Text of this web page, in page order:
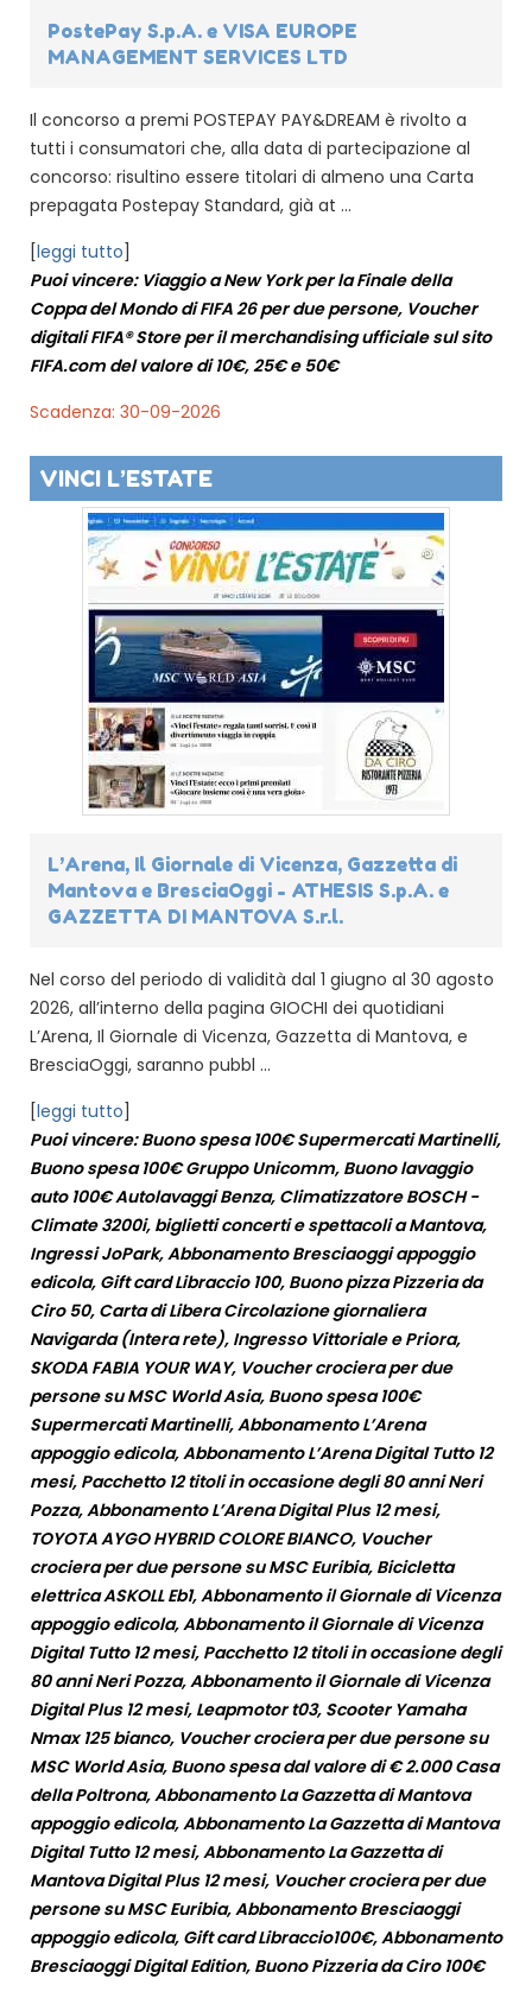
PostePay S.p.A. e VISA EUROPE
MANAGEMENT SERVICES LTD
Il concorso a premi POSTEPAY PAY&DREAM è rivolto a
tutti i consumatori che, alla data di partecipazione al
concorso: risultino essere titolari di almeno una Carta
prepagata Postepay Standard, già at ...
[leggi tutto]
Puoi vincere: Viaggio a New York per la Finale della
Coppa del Mondo di FIFA 26 per due persone, Voucher
digitali FIFA® Store per il merchandising ufficiale sul sito
FIFA.com del valore di 10€, 25€ e 50€
Scadenza: 30-09-2026
VINCI L’ESTATE
L’Arena, Il Giornale di Vicenza, Gazzetta di
Mantova e BresciaOggi - ATHESIS S.p.A. e
GAZZETTA DI MANTOVA S.r.l.
Nel corso del periodo di validità dal 1 giugno al 30 agosto
2026, all’interno della pagina GIOCHI dei quotidiani
L’Arena, Il Giornale di Vicenza, Gazzetta di Mantova, e
BresciaOggi, saranno pubbl ...
[leggi tutto]
Puoi vincere: Buono spesa 100€ Supermercati Martinelli,
Buono spesa 100€ Gruppo Unicomm, Buono lavaggio
auto 100€ Autolavaggi Benza, Climatizzatore BOSCH -
Climate 3200i, biglietti concerti e spettacoli a Mantova,
Ingressi JoPark, Abbonamento Bresciaoggi appoggio
edicola, Gift card Libraccio 100, Buono pizza Pizzeria da
Ciro 50, Carta di Libera Circolazione giornaliera
Navigarda (Intera rete), Ingresso Vittoriale e Priora,
SKODA FABIA YOUR WAY, Voucher crociera per due
persone su MSC World Asia, Buono spesa 100€
Supermercati Martinelli, Abbonamento L’Arena
appoggio edicola, Abbonamento L’Arena Digital Tutto 12
mesi, Pacchetto 12 titoli in occasione degli 80 anni Neri
Pozza, Abbonamento L’Arena Digital Plus 12 mesi,
TOYOTA AYGO HYBRID COLORE BIANCO, Voucher
crociera per due persone su MSC Euribia, Bicicletta
elettrica ASKOLL Eb1, Abbonamento il Giornale di Vicenza
appoggio edicola, Abbonamento il Giornale di Vicenza
Digital Tutto 12 mesi, Pacchetto 12 titoli in occasione degli
80 anni Neri Pozza, Abbonamento il Giornale di Vicenza
Digital Plus 12 mesi, Leapmotor t03, Scooter Yamaha
Nmax 125 bianco, Voucher crociera per due persone su
MSC World Asia, Buono spesa dal valore di € 2.000 Casa
della Poltrona, Abbonamento La Gazzetta di Mantova
appoggio edicola, Abbonamento La Gazzetta di Mantova
Digital Tutto 12 mesi, Abbonamento La Gazzetta di
Mantova Digital Plus 12 mesi, Voucher crociera per due
persone su MSC Euribia, Abbonamento Bresciaoggi
appoggio edicola, Gift card Libraccio100€, Abbonamento
Bresciaoggi Digital Edition, Buono Pizzeria da Ciro 100€